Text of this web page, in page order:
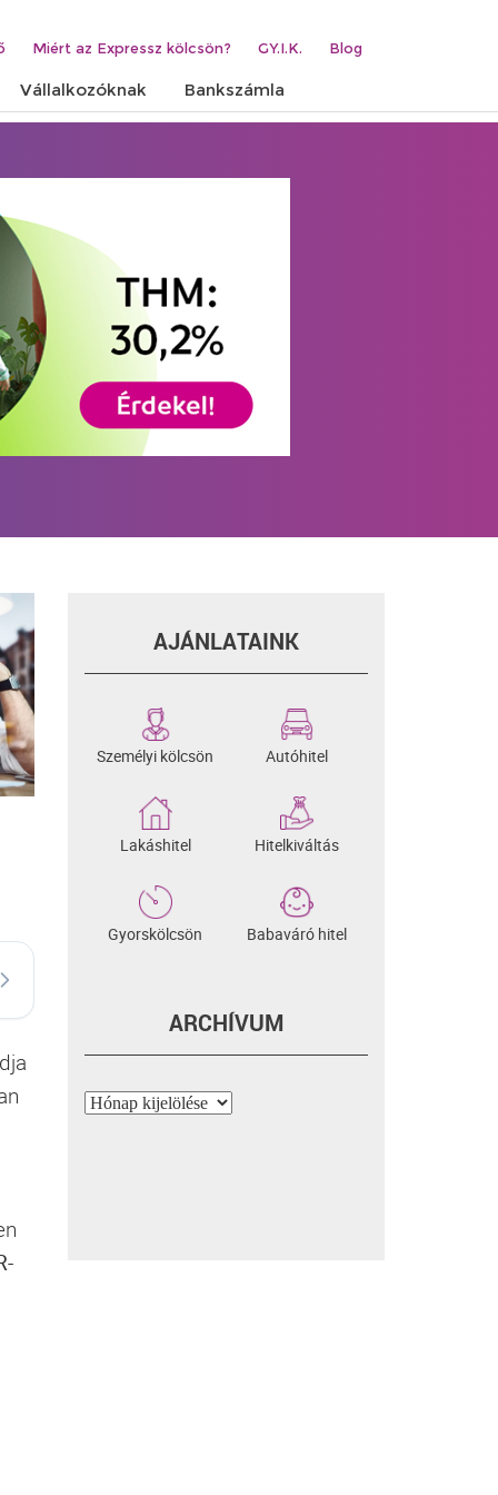
Miért az Expressz kölcsön? GY.I.K. Blog
Vállalkozóknak Bankszámla
AJÁNLATAINK
Személyi kölcsön Autóhitel
Lakáshitel Hitelkiváltás
Gyorskölcsön Babaváró hitel
ARCHÍVUM
Archívum